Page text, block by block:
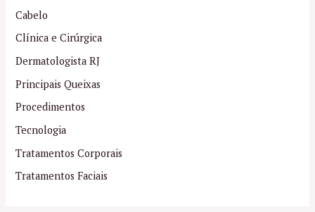
Cabelo
Clínica e Cirúrgica
Dermatologista RJ
Principais Queixas
Procedimentos
Tecnologia
Tratamentos Corporais
Tratamentos Faciais